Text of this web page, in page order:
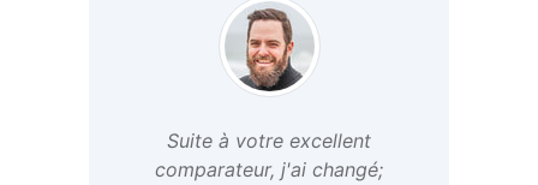
Suite à votre excellent
comparateur, j'ai changé;